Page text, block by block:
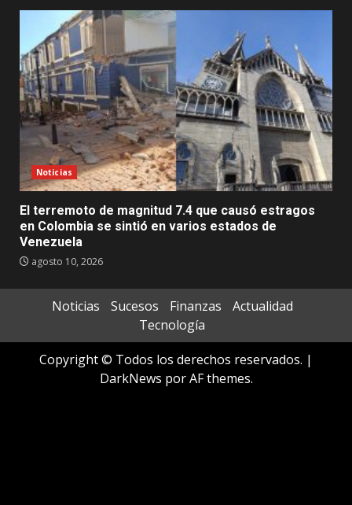
Noticias
El terremoto de magnitud 7.4 que causó estragos
en Colombia se sintió en varios estados de
Venezuela
agosto 10, 2026
Noticias Sucesos Finanzas
Actualidad
Tecnología
Copyright © Todos los derechos reservados. |
DarkNews por AF themes.